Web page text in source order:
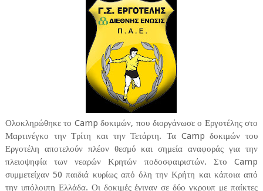
Ολοκληρώθηκε το Camp δοκιμών, που διοργάνωσε ο Εργοτέλης στο
Μαρτινέγκο την Τρίτη και την Τετάρτη. Τα Camp δοκιμών του
Εργοτέλη αποτελούν πλέον θεσμό και σημεία αναφοράς για την
πλειοψηφία των νεαρών Κρητών ποδοσφαιριστών. Στο Camp
συμμετείχαν 50 παιδιά κυρίως από όλη την Κρήτη και κάποια από
την υπόλοιπη Ελλάδα. Οι δοκιμές έγιναν σε δύο γκρουπ με παίκτες